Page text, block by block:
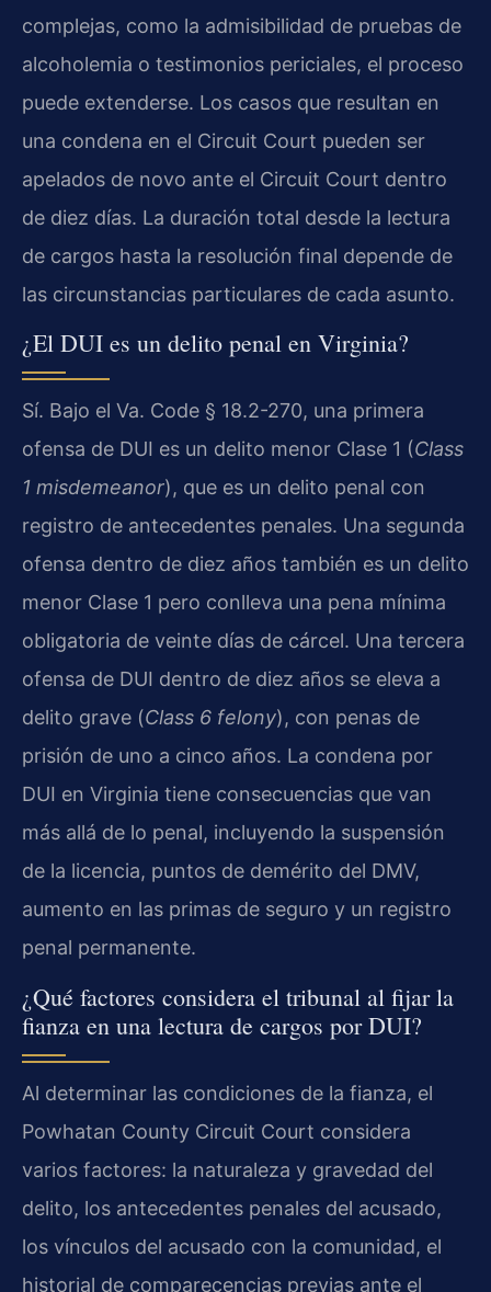
complejas, como la admisibilidad de pruebas de
alcoholemia o testimonios periciales, el proceso
puede extenderse. Los casos que resultan en
una condena en el Circuit Court pueden ser
apelados de novo ante el Circuit Court dentro
de diez días. La duración total desde la lectura
de cargos hasta la resolución final depende de
las circunstancias particulares de cada asunto.
¿El DUI es un delito penal en Virginia?
Sí. Bajo el Va. Code § 18.2-270, una primera
ofensa de DUI es un delito menor Clase 1 (Class
1 misdemeanor), que es un delito penal con
registro de antecedentes penales. Una segunda
ofensa dentro de diez años también es un delito
menor Clase 1 pero conlleva una pena mínima
obligatoria de veinte días de cárcel. Una tercera
ofensa de DUI dentro de diez años se eleva a
delito grave (Class 6 felony), con penas de
prisión de uno a cinco años. La condena por
DUI en Virginia tiene consecuencias que van
más allá de lo penal, incluyendo la suspensión
de la licencia, puntos de demérito del DMV,
aumento en las primas de seguro y un registro
penal permanente.
¿Qué factores considera el tribunal al fijar la
fianza en una lectura de cargos por DUI?
Al determinar las condiciones de la fianza, el
Powhatan County Circuit Court considera
varios factores: la naturaleza y gravedad del
delito, los antecedentes penales del acusado,
los vínculos del acusado con la comunidad, el
historial de comparecencias previas ante el